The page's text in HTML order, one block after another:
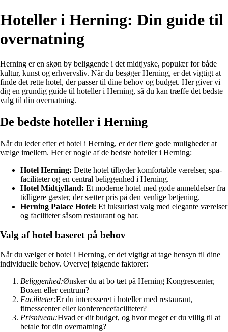
Hoteller i Herning: Din guide til
overnatning
Herning er en skøn by beliggende i det midtjyske, populær for både
kultur, kunst og erhvervsliv. Når du besøger Herning, er det vigtigt at
finde det rette hotel, der passer til dine behov og budget. Her giver vi
dig en grundig guide til hoteller i Herning, så du kan træffe det bedste
valg til din overnatning.
De bedste hoteller i Herning
Når du leder efter et hotel i Herning, er der flere gode muligheder at
vælge imellem. Her er nogle af de bedste hoteller i Herning:
Hotel Herning: Dette hotel tilbyder komfortable værelser, spa-
faciliteter og en central beliggenhed i Herning.
Hotel Midtjylland: Et moderne hotel med gode anmeldelser fra
tidligere gæster, der sætter pris på den venlige betjening.
Herning Palace Hotel: Et luksuriøst valg med elegante værelser
og faciliteter såsom restaurant og bar.
Valg af hotel baseret på behov
Når du vælger et hotel i Herning, er det vigtigt at tage hensyn til dine
individuelle behov. Overvej følgende faktorer:
Beliggenhed:Ønsker du at bo tæt på Herning Kongrescenter,
Boxen eller centrum?
Faciliteter:Er du interesseret i hoteller med restaurant,
fitnesscenter eller konferencefaciliteter?
Prisniveau:Hvad er dit budget, og hvor meget er du villig til at
betale for din overnatning?